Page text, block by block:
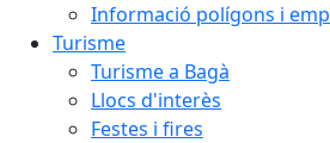
Informació polígons i
Turisme
Turisme a Bagà
Llocs d'interès
Festes i fires